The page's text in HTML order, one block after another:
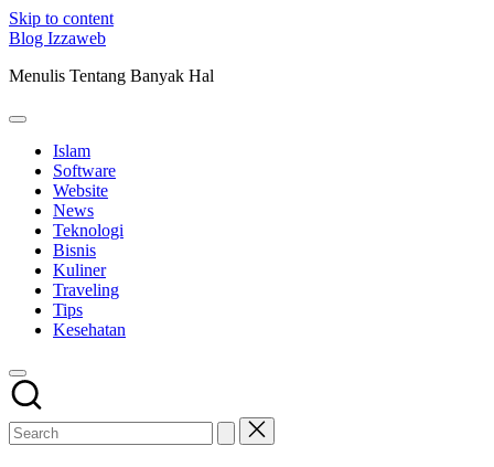
Skip to content
Blog Izzaweb
Menulis Tentang Banyak Hal
Islam
Software
Website
News
Teknologi
Bisnis
Kuliner
Traveling
Tips
Kesehatan